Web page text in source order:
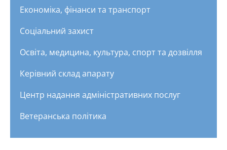
Економіка, фінанси та транспорт
Соціальний захист
Освіта, медицина, культура, спорт та дозвілля
Керівний склад апарату
Центр надання адміністративних послуг
Ветеранська політика